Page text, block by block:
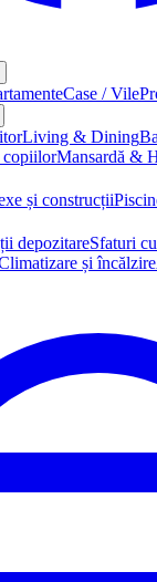
Case / Vile
Living & Dining
copiilorMansardă &
și construcții
depozitareSfaturi
și încălzire